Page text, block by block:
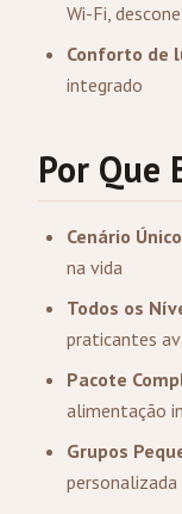
Wi-Fi,
Conforto de
integrado
Por Que
Cenário Único
na vida
Todos os
praticantes
Pacote
alimentação
Grupos
personalizada